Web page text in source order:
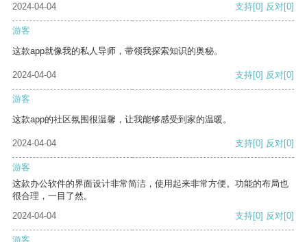
2024-04-04
支持[0] 反对[0]
游客
这款app就像我的私人导师，带领我探索知识的奥秘。
2024-04-04 支持[0] 反对[0]
游客
这款app的社区氛围很温馨，让我能够感受到家的温暖。
2024-04-04 支持[0] 反对[0]
游客
这款办公软件的界面设计非常简洁，使用起来非常方便。功能的布局也
很合理，一目了然。
2024-04-04
支持[0] 反对[0]
游客